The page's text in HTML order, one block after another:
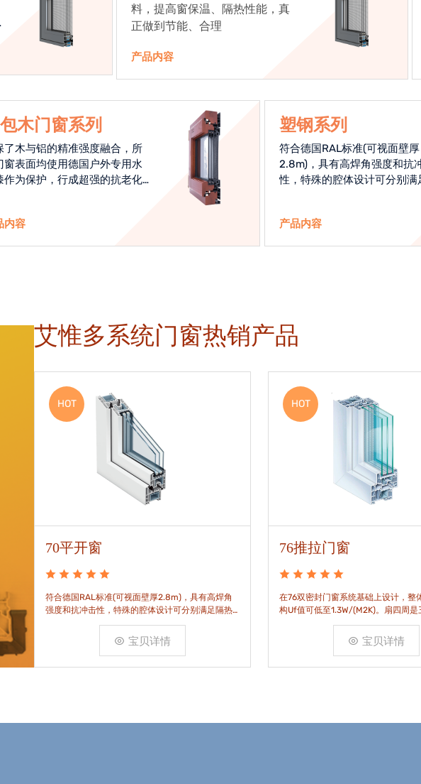
料，提高窗保温、隔热性能，真
正做到节能、合理
产品内容
木门窗系列
了木与铝的精准强度融合，所
窗表面均使用德国户外专用水
作为保护，行成超强的抗老化
内容
塑钢系列
符合德国RAL标准(可视面壁厚
2.8m)，具有高焊角强度和抗
性，特殊的腔体设计可分别满
产品内容
艾惟多系统门窗热销产品
HOT
70平开窗
符合德国RAL标准(可视面壁厚2.8m)，具有高焊角
强度和抗冲击性，特殊的腔体设计可分别满足隔热
和刚性的要求。
宝贝详情
HOT
76推拉门窗
在76双密封门窗系统基础上设计，整
构Uf值可低至1.3W/(M2K)。扇四周是
构，采用高品质EPDM胶条，实现气
宝贝详情